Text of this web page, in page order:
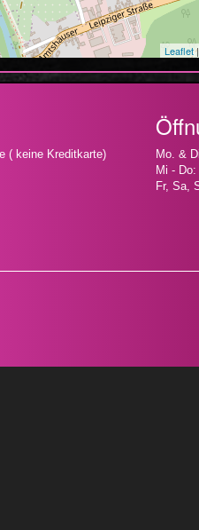
Leaflet
( keine Kreditkarte)
Mo. &
Mi -
Fr, Sa,